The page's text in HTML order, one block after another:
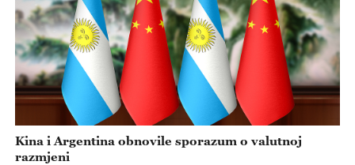
Kina i Argentina obnovile sporazum o valutnoj
razmjeni